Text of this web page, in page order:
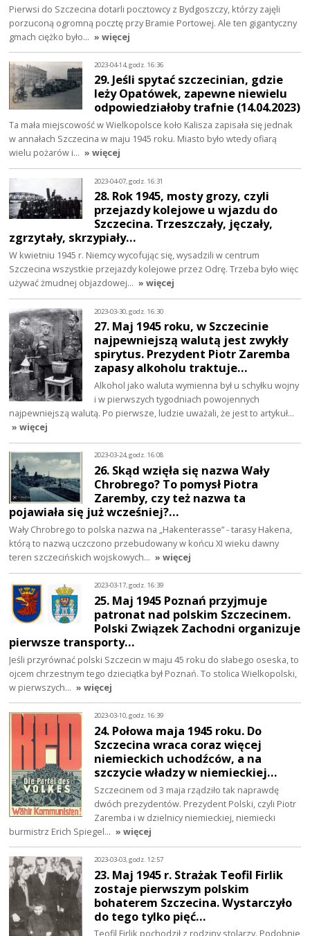
Pierwsi do Szczecina dotarli pocztowcy z Bydgoszczy, którzy zajęli
porzuconą ogromną pocztę przy Bramie Portowej. Ale ten gigantyczny
gmach ciężko było… » więcej
2023-04-14, godz. 16:36
29. Jeśli spytać szczecinian, gdzie
leży Opatówek, zapewne niewielu
odpowiedziałoby trafnie (14.04.2023)
Ta mała miejscowość w Wielkopolsce koło Kalisza zapisała się jednak
w annałach Szczecina w maju 1945 roku. Miasto było wtedy ofiarą
wielu pożarów i… » więcej
2023-04-07, godz. 16:31
28. Rok 1945, mosty grozy, czyli
przejazdy kolejowe u wjazdu do
Szczecina. Trzeszczały, jęczały,
zgrzytały, skrzypiały…
W kwietniu 1945 r. Niemcy wycofując się, wysadzili w centrum
Szczecina wszystkie przejazdy kolejowe przez Odrę. Trzeba było więc
używać żmudnej objazdowej… » więcej
2023-03-30, godz. 16:30
27. Maj 1945 roku, w Szczecinie
najpewniejszą walutą jest zwykły
spirytus. Prezydent Piotr Zaremba
zapasy alkoholu traktuje…
Alkohol jako waluta wymienna był u schyłku wojny
i w pierwszych tygodniach powojennych
najpewniejszą walutą. Po pierwsze, ludzie uważali, że jest to artykuł…
» więcej
2023-03-24, godz. 16:08
26. Skąd wzięła się nazwa Wały
Chrobrego? To pomysł Piotra
Zaremby, czy też nazwa ta
pojawiała się już wcześniej?…
Wały Chrobrego to polska nazwa na „Hakenterasse” - tarasy Hakena,
którą to nazwą uczczono przebudowany w końcu XI wieku dawny
teren szczecińskich wojskowych… » więcej
2023-03-17, godz. 16:39
25. Maj 1945 Poznań przyjmuje
patronat nad polskim Szczecinem.
Polski Związek Zachodni organizuje
pierwsze transporty…
Jeśli przyrównać polski Szczecin w maju 45 roku do słabego oseska, to
ojcem chrzestnym tego dzieciątka był Poznań. To stolica Wielkopolski,
w pierwszych… » więcej
2023-03-10, godz. 16:39
24. Połowa maja 1945 roku. Do
Szczecina wraca coraz więcej
niemieckich uchodźców, a na
szczycie władzy w niemieckiej…
Szczecinem od 3 maja rządziło tak naprawdę
dwóch prezydentów. Prezydent Polski, czyli Piotr
Zaremba i w dzielnicy niemieckiej, niemiecki
burmistrz Erich Spiegel… » więcej
2023-03-03, godz. 12:57
23. Maj 1945 r. Strażak Teofil Firlik
zostaje pierwszym polskim
bohaterem Szczecina. Wystarczyło
do tego tylko pięć…